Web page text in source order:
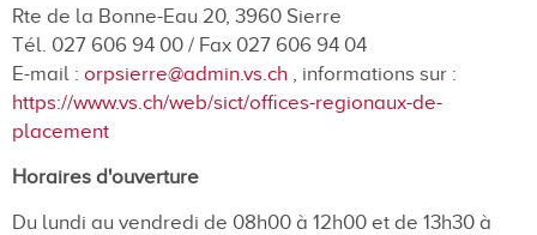
Rte de la Bonne-Eau 20, 3960 Sierre
Tél. 027 606 94 00 / Fax 027 606 94 04
E-mail : orpsierre@admin.vs.ch , informations sur :
https://www.vs.ch/web/sict/offices-regionaux-de-
placement
Horaires d'ouverture
Du lundi au vendredi de 08h00 à 12h00 et de 13h30 à